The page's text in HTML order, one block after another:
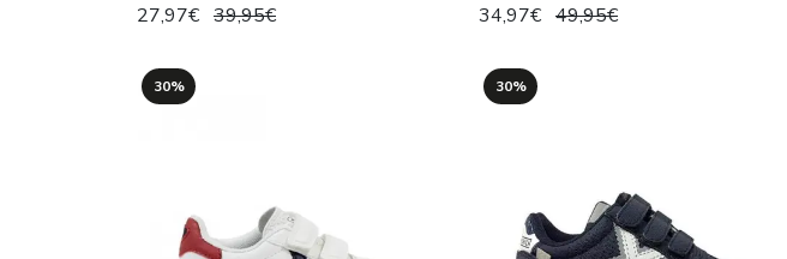
27,97€ 39,95€ 34,97€ 49,95€
30% 30%